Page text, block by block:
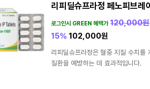
리피딜슈프라정 페노피브레
로그인시 GREEN 혜택가 120,000원
15% 102,000원
리피딜슈프라정은 혈중 지질 수치를
질환을 예방하는 데 효과적입니다.